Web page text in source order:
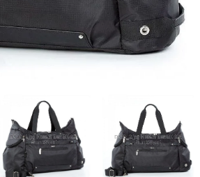
увеличить